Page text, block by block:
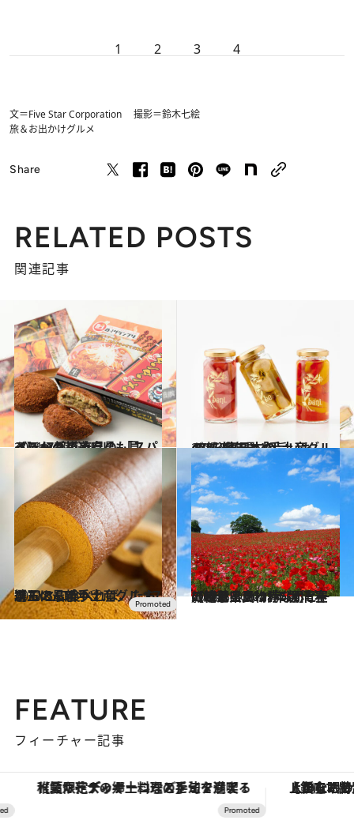
1 2 3 4
文＝Five Star Corporation 撮影＝鈴木七絵
旅＆お出かけグルメ
Share
RELATED POSTS
関連記事
2021.7.1
《ほかの都道府県も見る》47都道府県の 「スパイシーグルメ」
グルメ 2021.1.18
47都道府県「手土産グルメ」 “東日本の旨いもの”を総まとめ
グルメ
2021.3.31
埼玉の最新手土産グルメ7選 ひと口食べれば、たちまちにんまり♡
グルメ 2021.3.20
【埼玉県 2021年版】 春の絶景・風物詩5選 青空に映える真っ赤なポピーの絨毯
旅＆お出かけ
FEATURE
フィーチャー記事
【夏限定ディナーコース】旬を迎える稚鮎や花ズッキーニなどをイタリア・トスカーナの郷土料理の手法で満喫！ 【銀座で出合う最旬美容】美髪ケアや上質